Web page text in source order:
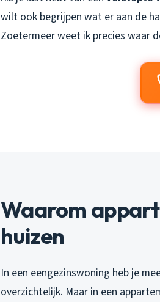
wilt ook begrijpen wat er aan de
Zoetermeer weet ik precies waar
Waarom
huizen
In een eengezinswoning heb je
overzichtelijk. Maar in een